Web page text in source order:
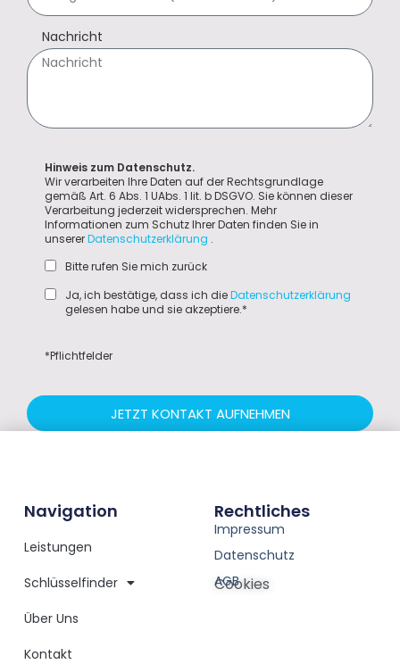
Nachricht
Hinweis zum Datenschutz.
Wir verarbeiten Ihre Daten auf der Rechtsgrundlage
gemäß Art. 6 Abs. 1 UAbs. 1 lit. b DSGVO. Sie können dieser
Verarbeitung jederzeit widersprechen. Mehr
Informationen zum Schutz Ihrer Daten finden Sie in
unsererDatenschutzerklärung .
Bitte rufen Sie mich zurück
Ja, ich bestätige, dass ich dieDatenschutzerklärung
gelesen habe und sie akzeptiere.*
*Pflichtfelder
JETZT KONTAKT AUFNEHMEN
Navigation
Leistungen
Schlüsselfinder
Über Uns
Kontakt
Rechtliches
Impressum
Datenschutz
AGB
Cookies